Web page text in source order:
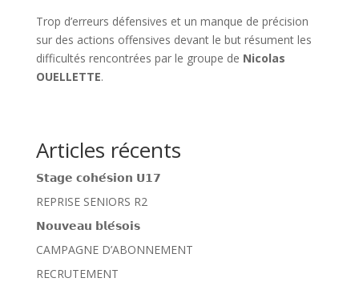
Trop d’erreurs défensives et un manque de précision
sur des actions offensives devant le but résument les
difficultés rencontrées par le groupe de Nicolas
OUELLETTE.
Articles récents
𝗦𝘁𝗮𝗴𝗲 𝗰𝗼𝗵𝗲́𝘀𝗶𝗼𝗻 𝗨𝟭𝟳
REPRISE SENIORS R2
𝗡𝗼𝘂𝘃𝗲𝗮𝘂 𝗯𝗹𝗲́𝘀𝗼𝗶𝘀
CAMPAGNE D’ABONNEMENT
RECRUTEMENT